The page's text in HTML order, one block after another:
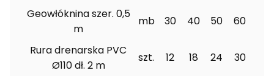
Geowłóknina szer. 0,5
m
mb 30 40 50 60
Rura drenarska PVC
Ø110 dł. 2 m
szt. 12 18 24 30